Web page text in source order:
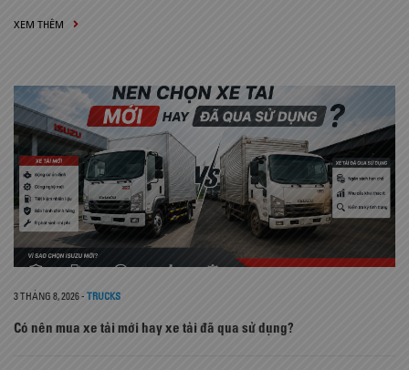
XEM THÊM
3 THÁNG 8, 2026- TRUCKS
Có nên mua xe tải mới hay xe tải đã qua sử dụng?